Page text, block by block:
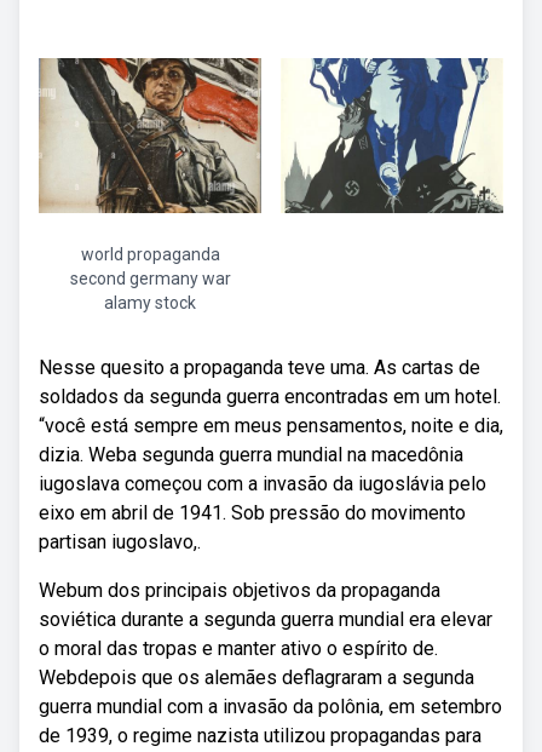
world propaganda
second germany war
alamy stock
Nesse quesito a propaganda teve uma. As cartas de
soldados da segunda guerra encontradas em um hotel.
“você está sempre em meus pensamentos, noite e dia,
dizia. Weba segunda guerra mundial na macedônia
iugoslava começou com a invasão da iugoslávia pelo
eixo em abril de 1941. Sob pressão do movimento
partisan iugoslavo,.
Webum dos principais objetivos da propaganda
soviética durante a segunda guerra mundial era elevar
o moral das tropas e manter ativo o espírito de.
Webdepois que os alemães deflagraram a segunda
guerra mundial com a invasão da polônia, em setembro
de 1939, o regime nazista utilizou propagandas para